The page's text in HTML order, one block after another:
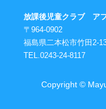
放課後児童クラブ ア
〒964-0902
福島県二本松市竹田2-
TEL.0243-24-8117
Copyright ©